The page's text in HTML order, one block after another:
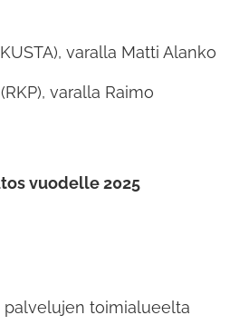
varalla Matti Alanko
varalla Raimo
vuodelle 2025
palvelujen toimialueelta